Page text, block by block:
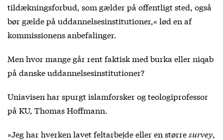
tildækningsforbud, som gælder på offentligt sted, også
bør gælde på uddannelsesinstitutioner,« lød en af
kommissionens anbefalinger.
Men hvor mange går rent faktisk med burka eller niqab
på danske uddannelsesinstitutioner?
Uniavisen har spurgt islamforsker og teologiprofessor
på KU, Thomas Hoffmann.
»Jeg har hverken lavet feltarbejde eller en størresurvey